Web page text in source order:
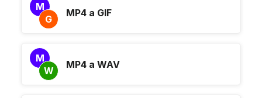
M
G
MP4 a GIF
M
W
MP4 a WAV